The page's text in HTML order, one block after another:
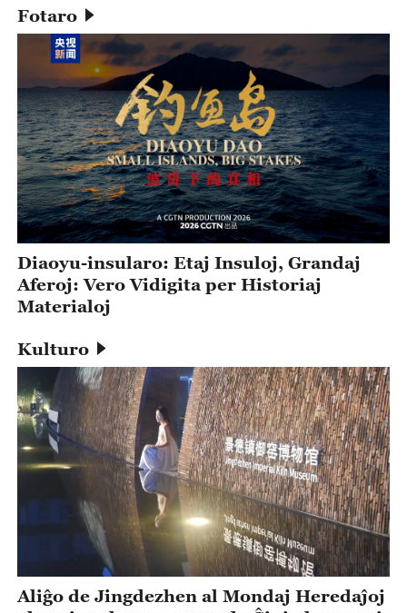
Fotaro
Diaoyu-insularo: Etaj Insuloj, Grandaj
Aferoj: Vero Vidigita per Historiaj
Materialoj
Kulturo
Aliĝo de Jingdezhen al Mondaj Heredaĵoj